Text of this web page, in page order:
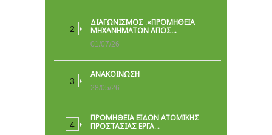
ΔΙΑΓΩΝΙΣΜΟΣ .«ΠΡΟΜΗΘΕΙΑ
ΜΗΧΑΝΗΜΑΤΩΝ ΑΠΟΣ…
01/07/26
ΑΝΑΚΟΙΝΩΣΗ
28/05/26
ΠΡΟΜΉΘΕΙΑ ΕΙΔΏΝ ΑΤΟΜΙΚΉΣ
ΠΡΟΣΤΑΣΊΑΣ ΕΡΓΑ…